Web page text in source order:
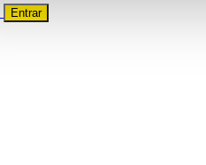
Entrar